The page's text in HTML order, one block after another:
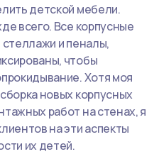
детской мебели.
всего. Все корпусные
и пеналы,
чтобы
Хотя моя
новых корпусных
работ на стенах, я
на эти аспекты
их детей.